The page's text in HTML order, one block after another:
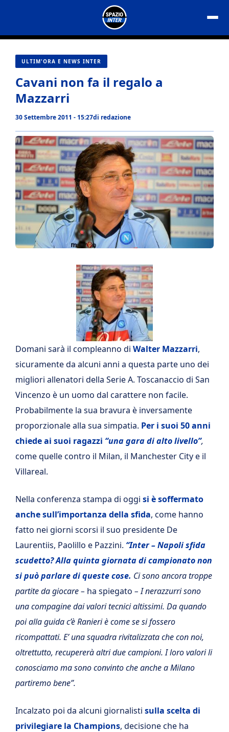
contenuto
ULTIM'ORA E NEWS INTER
Cavani non fa il regalo a
Mazzarri
30 Settembre 2011 - 15:27di redazione
Domani sarà il compleanno di Walter Mazzarri,
sicuramente da alcuni anni a questa parte uno dei
migliori allenatori della Serie A. Toscanaccio di San
Vincenzo è un uomo dal carattere non facile.
Probabilmente la sua bravura è inversamente
proporzionale alla sua simpatia. Per i suoi 50 anni
chiede ai suoi ragazzi “una gara dialto livello”,
come quelle contro il Milan, il Manchester City e il
Villareal.
Nella conferenza stampa di oggi si è soffermato
anche sull’importanza della sfida, come hanno
fatto nei giorni scorsi il suo presidente De
Laurentiis, Paolillo e Pazzini. “Inter – Napoli sfida
scudetto? Alla quinta giornata di campionato non
si può parlare di questecose. Ci sono ancora troppe
partite da giocare – ha spiegato – I nerazzurri sono
una compagine dai valori tecnici altissimi. Da quando
poi alla guida c’è Ranieri è come se si fossero
ricompattati. E’ una squadra rivitalizzata che con noi,
oltrettutto, recupererà altri due campioni. I loro valori li
conosciamo ma sono convinto che anche a Milano
partiremo bene”.
Incalzato poi da alcuni giornalisti sulla scelta di
privilegiare la Champions, decisione che ha